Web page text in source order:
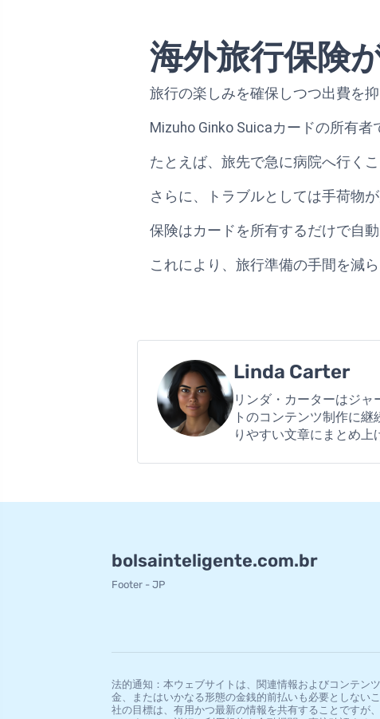
海外旅行保険
旅行の楽しみを確保しつつ出費を
Mizuho Ginko Suicaカードの所有
たとえば、旅先で急に病院へ行く
さらに、トラブルとしては手荷物
保険はカードを所有するだけで自
これにより、旅行準備の手間を減
Linda Carter
リンダ・カーターはジ
トのコンテンツ制作に
りやすい文章にまとめ上
bolsainteligente.com.br
Footer - JP
法的通知：本ウェブサイトは、関連情報およびコンテン
金、またはいかなる形態の金銭的前払いも必要としない
社の目標は、有用かつ最新の情報を共有することですが